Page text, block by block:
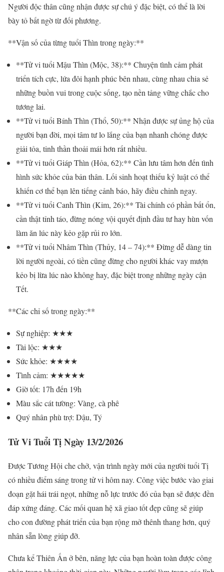
Người độc thân cũng nhận được sự chú ý đặc biệt, có thể là lời
bày tỏ bất ngờ từ đối phương.
**Vận số của từng tuổi Thìn trong ngày:**
**Tử vi tuổi Mậu Thìn (Mộc, 38):** Chuyện tình cảm phát
triển tích cực, lứa đôi hạnh phúc bên nhau, cùng nhau chia sẻ
những buồn vui trong cuộc sống, tạo nền tảng vững chắc cho
tương lai.
**Tử vi tuổi Bính Thìn (Thổ, 50):** Nhận được sự ủng hộ của
người bạn đời, mọi tâm tư lo lắng của bạn nhanh chóng được
giải tỏa, tinh thần thoải mái hơn rất nhiều.
**Tử vi tuổi Giáp Thìn (Hỏa, 62):** Cần lưu tâm hơn đến tình
hình sức khỏe của bản thân. Lối sinh hoạt thiếu kỷ luật có thể
khiến cơ thể bạn lên tiếng cảnh báo, hãy điều chỉnh ngay.
**Tử vi tuổi Canh Thìn (Kim, 26):** Tài chính có phần bất ổn,
cần thật tỉnh táo, đừng nóng vội quyết định đầu tư hay hùn vốn
làm ăn lúc này kẻo gặp rủi ro lớn.
**Tử vi tuổi Nhâm Thìn (Thủy, 14 – 74):** Đừng dễ dàng tin
lời người ngoài, có tiền cũng đừng cho người khác vay mượn
kẻo bị lừa lúc nào không hay, đặc biệt trong những ngày cận
Tết.
**Các chỉ số trong ngày:**
Sự nghiệp: ★★★
Tài lộc: ★★★
Sức khỏe: ★★★★
Tình cảm: ★★★★★
Giờ tốt: 17h đến 19h
Màu sắc cát tường: Vàng, cà phê
Quý nhân phù trợ: Dậu, Tý
Tử Vi Tuổi Tị Ngày 13/2/2026
Được Tương Hội che chở, vận trình ngày mới của người tuổi Tị
có nhiều điểm sáng trong tử vi hôm nay. Công việc bước vào giai
đoạn gặt hái trái ngọt, những nỗ lực trước đó của bạn sẽ được đền
đáp xứng đáng. Các mối quan hệ xã giao tốt đẹp cũng sẽ giúp
cho con đường phát triển của bạn rộng mở thênh thang hơn, quý
nhân sẵn lòng giúp đỡ.
Chưa kể Thiên Ấn ở bên, năng lực của bạn hoàn toàn được công